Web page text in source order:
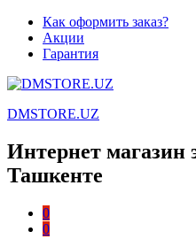
Как оформить заказ?
Акции
Гарантия
DMSTORE.UZ
Интернет магазин
Ташкенте
0
0